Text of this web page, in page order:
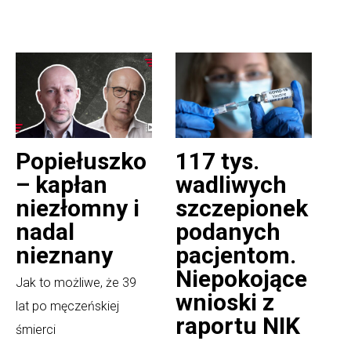
Popiełuszko
– kapłan
niezłomny i
nadal
nieznany
Jak to możliwe, że 39
lat po męczeńskiej
śmierci
117 tys.
wadliwych
szczepionek
podanych
pacjentom.
Niepokojące
wnioski z
raportu NIK